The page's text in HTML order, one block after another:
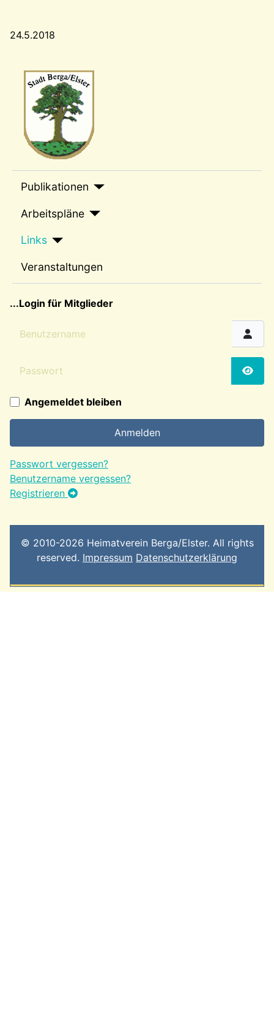
Publikationen
Arbeitspläne
Links
Veranstaltungen
...Login für Mitglieder
Benutzername
Angemeldet bleiben
Anmelden
Passwort vergessen?
Benutzername vergessen?
Registrieren
24.5.2018
© 2010-2026 Heimatverein Berga/Elster. All rights
reserved. Impressum Datenschutzerklärung